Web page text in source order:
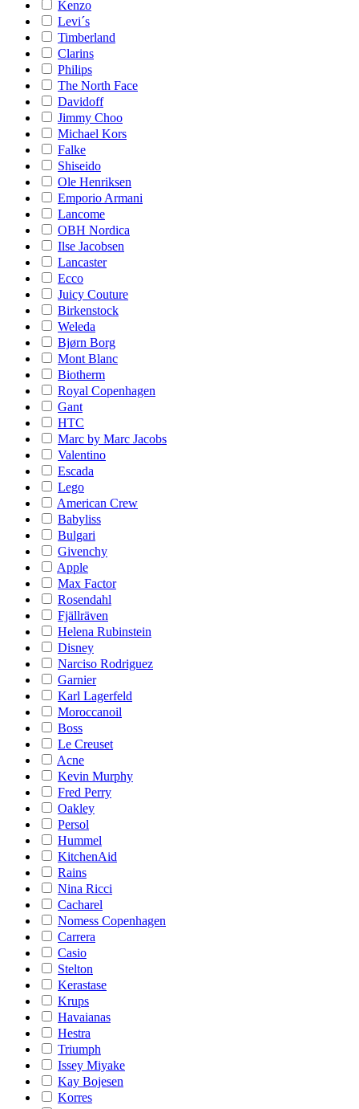
Kenzo
Levi´s
Timberland
Clarins
Philips
The North Face
Davidoff
Jimmy Choo
Michael Kors
Falke
Shiseido
Ole Henriksen
Emporio Armani
Lancome
OBH Nordica
Ilse Jacobsen
Lancaster
Ecco
Juicy Couture
Birkenstock
Weleda
Bjørn Borg
Mont Blanc
Biotherm
Royal Copenhagen
Gant
HTC
Marc by Marc Jacobs
Valentino
Escada
Lego
American Crew
Babyliss
Bulgari
Givenchy
Apple
Max Factor
Rosendahl
Fjällräven
Helena Rubinstein
Disney
Narciso Rodriguez
Garnier
Karl Lagerfeld
Moroccanoil
Boss
Le Creuset
Acne
Kevin Murphy
Fred Perry
Oakley
Persol
Hummel
KitchenAid
Rains
Nina Ricci
Cacharel
Nomess Copenhagen
Carrera
Casio
Stelton
Kerastase
Krups
Havaianas
Hestra
Triumph
Issey Miyake
Kay Bojesen
Korres